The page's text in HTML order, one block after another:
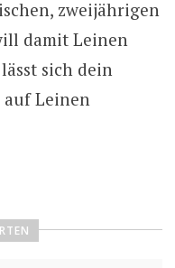
zweijährigen
damit Leinen
sich dein
auf Leinen